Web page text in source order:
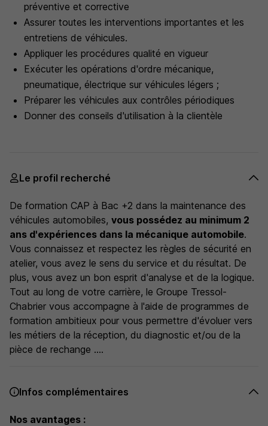
préventive et corrective
Assurer toutes les interventions importantes et les
entretiens de véhicules.
Appliquer les procédures qualité en vigueur
Exécuter les opérations d'ordre mécanique,
pneumatique, électrique sur véhicules légers ;
Préparer les véhicules aux contrôles périodiques
Donner des conseils d'utilisation à la clientèle
Le profil recherché
De formation CAP à Bac +2 dans la maintenance des
véhicules automobiles, vous possédez au minimum 2
ans d'expériences dans la mécanique automobile.
Vous connaissez et respectez les règles de sécurité en
atelier, vous avez le sens du service et du résultat. De
plus, vous avez un bon esprit d'analyse et de la logique.
Tout au long de votre carrière, le Groupe Tressol-
Chabrier vous accompagne à l'aide de programmes de
formation ambitieux pour vous permettre d'évoluer vers
les métiers de la réception, du diagnostic et/ou de la
pièce de rechange ....
Infos complémentaires
Nos avantages :